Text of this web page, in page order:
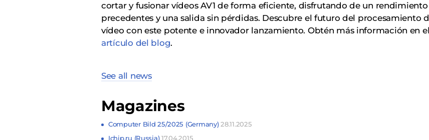
cortar y fusionar vídeos AV1 de forma eficiente, disfrutando de un rendimiento
precedentes y una salida sin pérdidas. Descubre el futuro del procesamiento
vídeo con este potente e innovador lanzamiento. Obtén más información en el
artículo del blog.
See all news
Magazines
Computer Bild 25/2025 (Germany)28.11.2025
Ichip.ru (Russia)17.04.2015